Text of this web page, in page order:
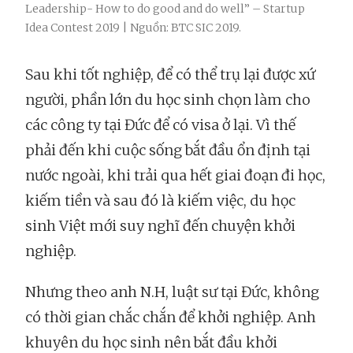
Leadership- How to do good and do well” – Startup
Idea Contest 2019 | Nguồn: BTC SIC 2019.
Sau khi tốt nghiệp, để có thể trụ lại được xứ
người, phần lớn du học sinh chọn làm cho
các công ty tại Đức để có visa ở lại. Vì thế
phải đến khi cuộc sống bắt đầu ổn định tại
nước ngoài, khi trải qua hết giai đoạn đi học,
kiếm tiền và sau đó là kiếm việc, du học
sinh Việt mới suy nghĩ đến chuyện khởi
nghiệp.
Nhưng theo anh N.H, luật sư tại Đức, không
có thời gian chắc chắn để khởi nghiệp. Anh
khuyên du học sinh nên bắt đầu khởi